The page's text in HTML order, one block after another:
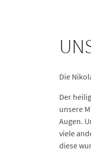
Die
Der
unsere
Augen.
viele
diese